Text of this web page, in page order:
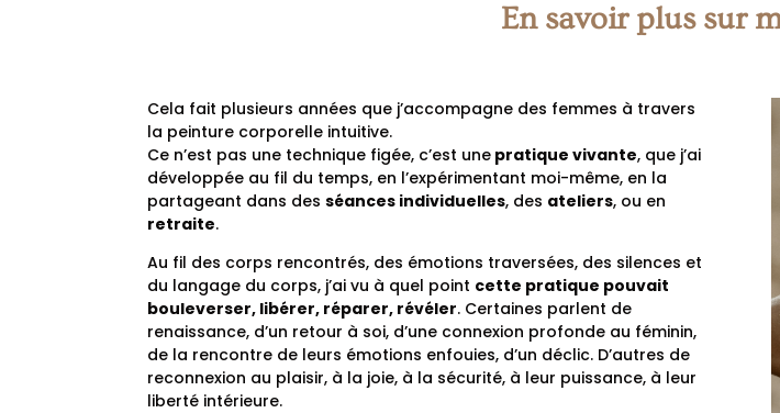
En savoir plus sur
Cela fait plusieurs années que j’accompagne des femmes à travers
la peinture corporelle intuitive.
Ce n’est pas une technique figée, c’est une pratique vivante, que j’ai
développée au fil du temps, en l’expérimentant moi-même, en la
partageant dans desséances individuelles, des ateliers, ou en
retraite.
Au fil des corps rencontrés, des émotions traversées, des silences et
du langage du corps, j’ai vu à quel point cette pratique pouvait
bouleverser, libérer, réparer, révéler. Certaines parlent de
renaissance, d’un retour à soi, d’une connexion profonde au féminin,
de la rencontre de leurs émotions enfouies, d’un déclic. D’autres de
reconnexion au plaisir, à la joie, à la sécurité, à leur puissance, à leur
liberté intérieure.